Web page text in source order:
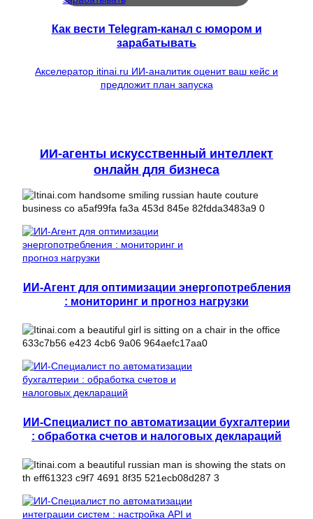
Как вести Telegram-канал с юмором и
зарабатывать
Акселератор itinai.ru ИИ-аналитик оценит ваш кейс и
предложит план запуска
ИИ-агенты искусственный интеллект
онлайн для бизнеса
ИИ-Агент для оптимизации энергопотребления
: мониторинг и прогноз нагрузки
ИИ-Специалист по автоматизации бухгалтерии
: обработка счетов и налоговых деклараций